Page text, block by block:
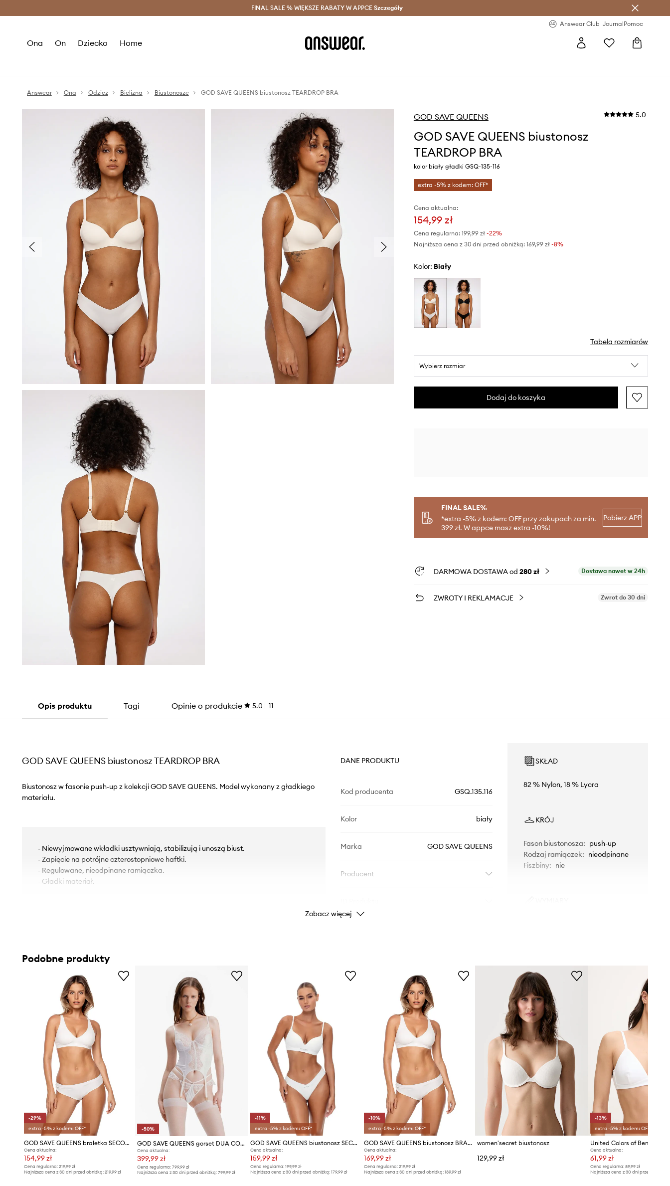
Oszczędzaj z Answear Club > Dostawa nawet w 24h >
FINAL SALE % WIĘKSZE RABATY W APPCE Szczegóły
Answear Club JournalPomoc
Ona On Dziecko Home
Answear Ona Odzież Bielizna Biustonosze GOD SAVE QUEENS biustonosz TEARDROP BRA
GOD SAVE QUEENS 5.0
GOD SAVE QUEENS biustonosz
TEARDROP BRA
kolor biały gładki GSQ-135-116
extra -5% z kodem: OFF*
Cena aktualna:
154,99 zł
Cena regularna: 199,99 zł-22%
Najniższa cena z 30 dni przed obniżką: 169,99 zł -8%
Kolor: biały
Tabela rozmiarów
Wybierz rozmiar
Dodaj do koszyka
FINAL SALE%
*extra -5% z kodem: OFF przy zakupach za min.
399 zł. W appce masz extra -10%!
Pobierz APP
DARMOWA DOSTAWA od 280 zł Dostawa nawet w 24h
ZWROTY I REKLAMACJE Zwrot do 30 dni
Opis produktu Tagi Opinie o produkcie 5.0 11
GOD SAVE QUEENS biustonosz TEARDROP BRA
Biustonosz w fasonie push-up z kolekcji GOD SAVE QUEENS. Model wykonany z gładkiego
materiału.
- Niewyjmowane wkładki usztywniają, stabilizują i unoszą biust.
- Zapięcie na potrójne czterostopniowe haftki.
- Regulowane, nieodpinane ramiączka.
- Gładki materiał.
DANE PRODUKTU
Kod producenta GSQ.135.116
Kolor biały
Marka GOD SAVE QUEENS
Producent
SKŁAD
82 % Nylon, 18 % Lycra
KRÓJ
Fason biustonosza: push-up
Rodzaj ramiączek: nieodpinane
Fiszbiny: nie
DANE TECHNICZNE
Usztywnienie miseczki
usztywniane
Zobacz więcej
Podobne produkty
-29%
extra -5% z kodem: OFF*
GOD SAVE QUEENS braletka SECOND SKIN BRALETTE PUSH UP
Cena aktualna:
154,99 zł
Cena regularna: 219,99 zł
Najniższa cena z 30 dni przed obniżką: 219,99 zł
-50%
GOD SAVE QUEENS gorset DUA CORSET
Cena aktualna:
399,99 zł
Cena regularna:799,99 zł
Najniższa cena z 30 dni przed obniżką:799,99 zł
-11%
extra -5% z kodem: OFF*
GOD SAVE QUEENS biustonosz SECOND SKIN BRA WIRE-FREE
Cena aktualna:
159,99 zł
Cena regularna: 199,99 zł
Najniższa cena z 30 dni przed obniżką: 179,99 zł
-10%
extra -5% z kodem: OFF*
GOD SAVE QUEENS biustonosz BRALETTE PUSH UP
Cena aktualna:
169,99 zł
Cena regularna: 219,99 zł
Najniższa cena z 30 dni przed obniżką: 189,99 zł
women'secret biustonosz
129,99 zł
-13%
extra -5% z kodem: OFF*
Cena aktualna:
61,99 zł
Cena regularna: 89,99 zł
Najniższa cena z 30 dni przed obniżką: